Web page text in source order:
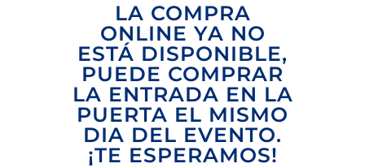
LA COMPRA
ONLINE YA NO
ESTÁ DISPONIBLE,
PUEDE COMPRAR
LA ENTRADA EN LA
PUERTA EL MISMO
DIA DEL EVENTO.
¡TE ESPERAMOS!